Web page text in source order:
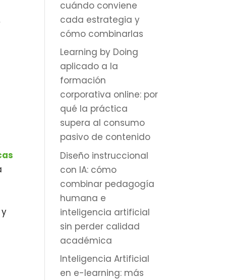
cuándo conviene
cada estrategia y
cómo combinarlas
Learning by Doing
aplicado a la
formación
corporativa online: por
qué la práctica
supera al consumo
pasivo de contenido
Diseño instruccional
con IA: cómo
combinar pedagogía
humana e
inteligencia artificial
sin perder calidad
académica
Inteligencia Artificial
en e-learning: más